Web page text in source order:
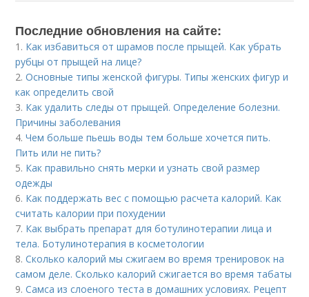
Последние обновления на сайте:
1. Как избавиться от шрамов после прыщей. Как убрать
рубцы от прыщей на лице?
2.Основные типы женской фигуры. Типы женских фигур и
как определить свой
3. Как удалить следы от прыщей. Определение болезни.
Причины заболевания
4.Чем больше пьешь воды тем больше хочется пить.
Пить или не пить?
5. Как правильно снять мерки и узнать свой размер
одежды
6. Как поддержать вес с помощью расчета калорий. Как
считать калории при похудении
7. Как выбрать препарат для ботулинотерапии лица и
тела. Ботулинотерапия в косметологии
8.Сколько калорий мы сжигаем во время тренировок на
самом деле. Сколько калорий сжигается во время табаты
9.Самса из слоеного теста в домашних условиях. Рецепт